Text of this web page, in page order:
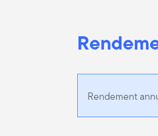
Rendement